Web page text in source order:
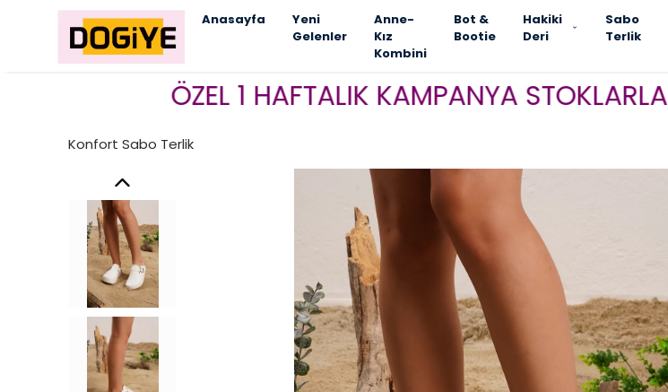
Anasayfa
Yeni
Gelenler
Anne-
Kız
Kombini
Bot &
Bootie
Hakiki
Deri
Sabo
Terlik
ÖZEL 1 HAFTALIK KAMPANYA STOKLARLA SINIRLI
Konfort Sabo Terlik